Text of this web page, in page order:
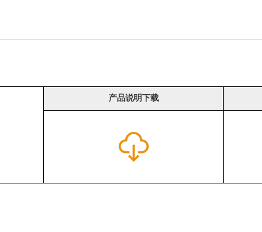
产品说明下载